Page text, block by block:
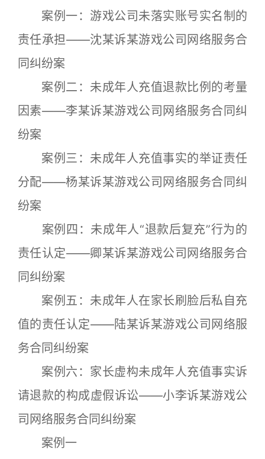
案例一：游戏公司未落实账号实名制的
责任承担——沈某诉某游戏公司网络服务合
同纠纷案
案例二：未成年人充值退款比例的考量
因素——李某诉某游戏公司网络服务合同纠
纷案
案例三：未成年人充值事实的举证责任
分配——杨某诉某游戏公司网络服务合同纠
纷案
案例四：未成年人“退款后复充”行为的
责任认定——卿某诉某游戏公司网络服务合
同纠纷案
案例五：未成年人在家长刷脸后私自充
值的责任认定——陆某诉某游戏公司网络服
务合同纠纷案
案例六：家长虚构未成年人充值事实诉
请退款的构成虚假诉讼——小李诉某游戏公
司网络服务合同纠纷案
案例一